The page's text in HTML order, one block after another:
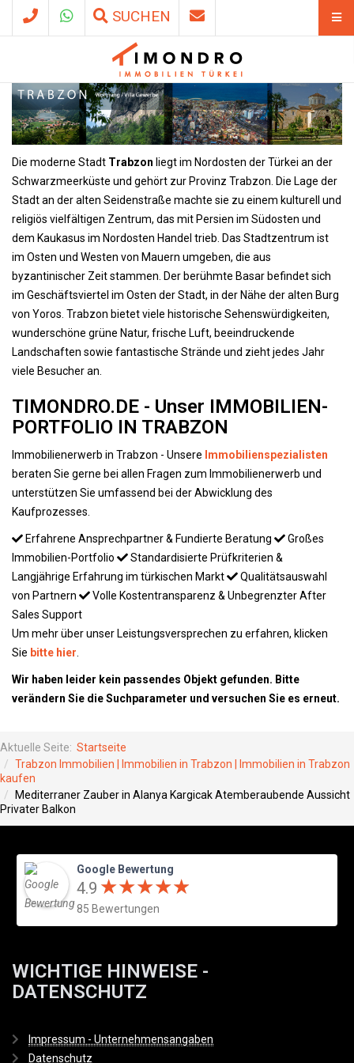
SUCHEN
Die moderne Stadt Trabzon liegt im Nordosten der Türkei an der
Schwarzmeerküste und gehört zur Provinz Trabzon. Die Lage der
Stadt an der alten Seidenstraße machte sie zu einem kulturell und
religiös vielfältigen Zentrum, das mit Persien im Südosten und
dem Kaukasus im Nordosten Handel trieb. Das Stadtzentrum ist
im Osten und Westen von Mauern umgeben, die aus
byzantinischer Zeit stammen. Der berühmte Basar befindet sich
im Geschäftsviertel im Osten der Stadt, in der Nähe der alten Burg
von Yoros. Trabzon bietet viele historische Sehenswürdigkeiten,
wunderschöne grüne Natur, frische Luft, beeindruckende
Landschaften sowie fantastische Strände und zieht jedes Jahr
viele Besucher an.
TIMONDRO.DE - Unser IMMOBILIEN-
PORTFOLIO IN TRABZON
Immobilienerwerb in Trabzon - Unsere Immobilienspezialisten
beraten Sie gerne bei allen Fragen zum Immobilienerwerb und
unterstützen Sie umfassend bei der Abwicklung des
Kaufprozesses.
Erfahrene Ansprechpartner & Fundierte Beratung
Großes
Immobilien-Portfolio
Standardisierte Prüfkriterien &
Langjährige Erfahrung im türkischen Markt
Qualitätsauswahl
von Partnern
Volle Kostentransparenz & Unbegrenzter After
Sales Support
Um mehr über unser Leistungsversprechen zu erfahren, klicken
Sie bitte hier
Wir haben leider kein passendes Objekt gefunden. Bitte
verändern Sie die Suchparameter und versuchen Sie es erneut.
Aktuelle Seite: Startseite
Trabzon Immobilien | Immobilien in Trabzon | Immobilien in Trabzon
kaufen
Mediterraner Zauber in Alanya Kargicak Atemberaubende Aussicht
Privater Balkon
Google Bewertung
4.9 ★★★★★
★★★★★
85 Bewertungen
WICHTIGE HINWEISE -
DATENSCHUTZ
Impressum - Unternehmensangaben
Datenschutz